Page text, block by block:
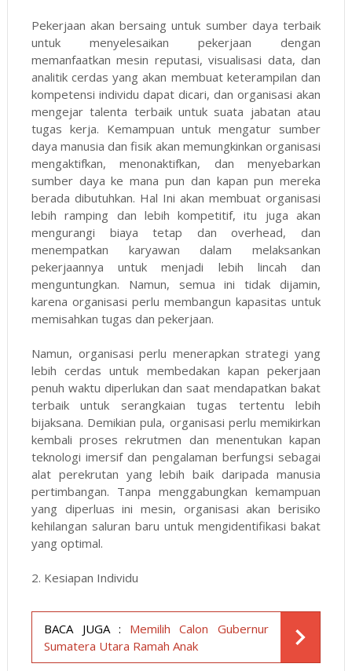
Pekerjaan akan bersaing untuk sumber daya terbaik
untuk menyelesaikan pekerjaan dengan
memanfaatkan mesin reputasi, visualisasi data, dan
analitik cerdas yang akan membuat keterampilan dan
kompetensi individu dapat dicari, dan organisasi akan
mengejar talenta terbaik untuk suata jabatan atau
tugas kerja. Kemampuan untuk mengatur sumber
daya manusia dan fisik akan memungkinkan organisasi
mengaktifkan, menonaktifkan, dan menyebarkan
sumber daya ke mana pun dan kapan pun mereka
berada dibutuhkan. Hal Ini akan membuat organisasi
lebih ramping dan lebih kompetitif, itu juga akan
mengurangi biaya tetap dan overhead, dan
menempatkan karyawan dalam melaksankan
pekerjaannya untuk menjadi lebih lincah dan
menguntungkan. Namun, semua ini tidak dijamin,
karena organisasi perlu membangun kapasitas untuk
memisahkan tugas dan pekerjaan.
Namun, organisasi perlu menerapkan strategi yang
lebih cerdas untuk membedakan kapan pekerjaan
penuh waktu diperlukan dan saat mendapatkan bakat
terbaik untuk serangkaian tugas tertentu lebih
bijaksana. Demikian pula, organisasi perlu memikirkan
kembali proses rekrutmen dan menentukan kapan
teknologi imersif dan pengalaman berfungsi sebagai
alat perekrutan yang lebih baik daripada manusia
pertimbangan. Tanpa menggabungkan kemampuan
yang diperluas ini mesin, organisasi akan berisiko
kehilangan saluran baru untuk mengidentifikasi bakat
yang optimal.
2. Kesiapan Individu
BACA JUGA :
Memilih Calon Gubernur
Sumatera Utara Ramah Anak